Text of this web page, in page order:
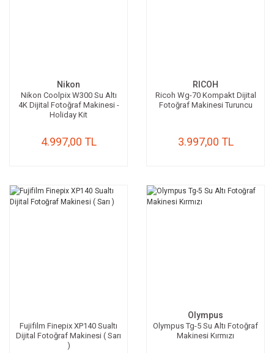
Nikon
Nikon Coolpix W300 Su Altı
4K Dijital Fotoğraf Makinesi -
Holiday Kit
4.997,00 TL
RICOH
Ricoh Wg-70 Kompakt Dijital
Fotoğraf Makinesi Turuncu
3.997,00 TL
Fujifilm Finepix XP140 Sualtı
Dijital Fotoğraf Makinesi ( Sarı
)
Olympus
Olympus Tg-5 Su Altı Fotoğraf
Makinesi Kırmızı